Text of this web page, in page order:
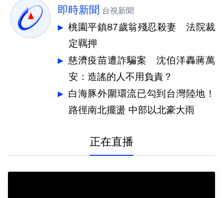
即時新聞 台視新聞
桃園平鎮87歲翁殘忍殺妻 法院裁
定羈押
慈濟疫苗遭詐騙案 沈伯洋轟蔣萬
安：造謠的人不用負責？
白海豚外圍環流已勾到台灣陸地！
路徑南北擺盪 中部以北豪大雨
正在直播